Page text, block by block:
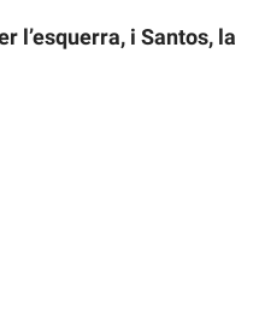
l’esquerra, i Santos, la